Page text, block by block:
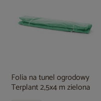
Folia na tunel ogrodowy
Terplant 2,5x4 m zielona